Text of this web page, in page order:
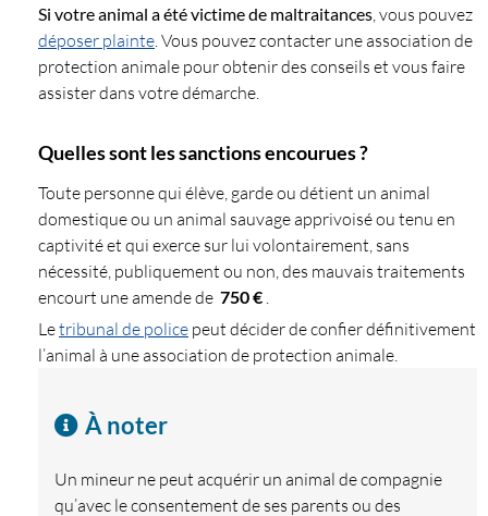
Si votre animal a été victime de maltraitances , vous pouvez
déposer plainte . Vous pouvez contacter une association de
protection animale pour obtenir des conseils et vous faire
assister dans votre démarche.
Quelles sont les sanctions encourues ?
Toute personne qui élève, garde ou détient un animal
domestique ou un animal sauvage apprivoisé ou tenu en
captivité et qui exerce sur lui volontairement, sans
nécessité, publiquement ou non, des mauvais traitements
encourt une amende de 750 €
Letribunal de police peut décider de confier définitivement
l’animal à une association de protection animale.
À noter
Un mineur ne peut acquérir un animal de compagnie
qu’avec le consentement de ses parents ou des